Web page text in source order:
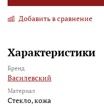
Добавить в сравнение
Характеристики
Бренд
Василевский
Материал
Стекло, кожа